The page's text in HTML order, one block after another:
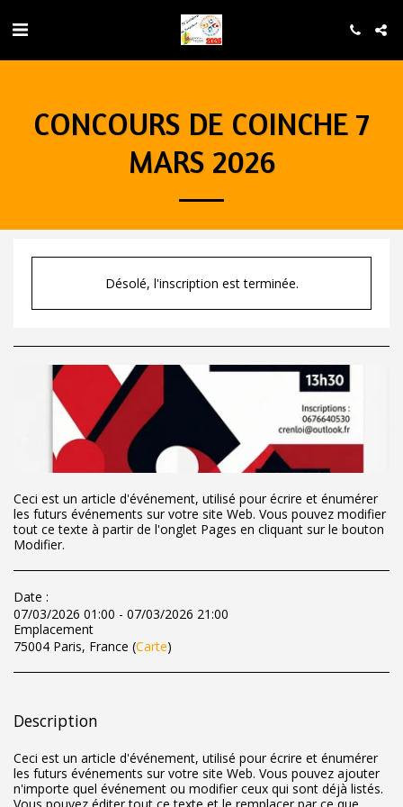
CONCOURS DE COINCHE 7
MARS 2026
Désolé, l'inscription est terminée.
Ceci est un article d'événement, utilisé pour écrire et énumérer
les futurs événements sur votre site Web. Vous pouvez modifier
tout ce texte à partir de l'onglet Pages en cliquant sur le bouton
Modifier.
Date :
07/03/2026 01:00 - 07/03/2026 21:00
Emplacement
75004 Paris, France (Carte)
Description
Ceci est un article d'événement, utilisé pour écrire et énumérer
les futurs événements sur votre site Web. Vous pouvez ajouter
n'importe quel événement ou modifier ceux qui sont déjà listés.